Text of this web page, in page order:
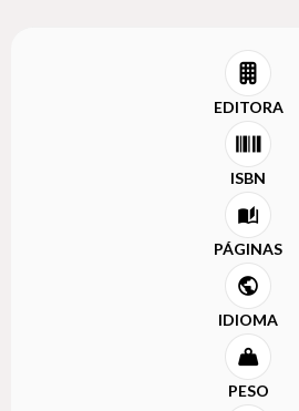
EDITORA
ISBN
PÁGINAS
IDIOMA
PESO